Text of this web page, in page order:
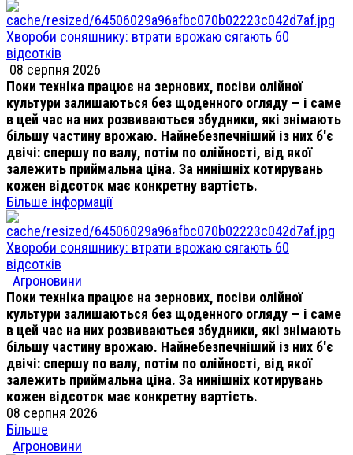
Хвороби соняшнику: втрати врожаю сягають 60
відсотків
08 серпня 2026
Поки техніка працює на зернових, посіви олійної
культури залишаються без щоденного огляду — і саме
в цей час на них розвиваються збудники, які знімають
більшу частину врожаю. Найнебезпечніший із них б'є
двічі: спершу по валу, потім по олійності, від якої
залежить приймальна ціна. За нинішніх котирувань
кожен відсоток має конкретну вартість.
Більше інформації
Хвороби соняшнику: втрати врожаю сягають 60
відсотків
Агроновини
Поки техніка працює на зернових, посіви олійної
культури залишаються без щоденного огляду — і саме
в цей час на них розвиваються збудники, які знімають
більшу частину врожаю. Найнебезпечніший із них б'є
двічі: спершу по валу, потім по олійності, від якої
залежить приймальна ціна. За нинішніх котирувань
кожен відсоток має конкретну вартість.
08 серпня 2026
Більше
Агроновини